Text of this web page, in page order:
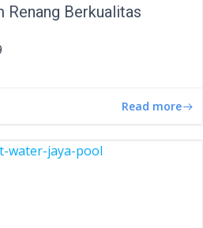
Renang Berkualitas
Read more